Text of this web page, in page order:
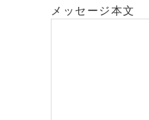
メッセージ本文